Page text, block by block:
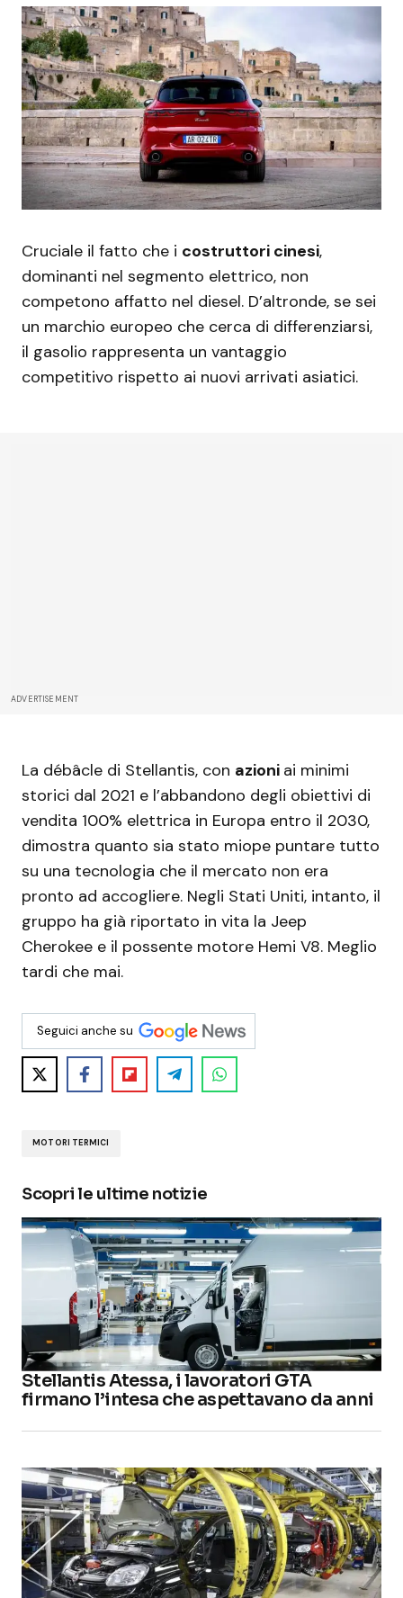
Cruciale il fatto che i costruttori cinesi,
dominanti nel segmento elettrico, non
competono affatto nel diesel. D’altronde, se sei
un marchio europeo che cerca di differenziarsi,
il gasolio rappresenta un vantaggio
competitivo rispetto ai nuovi arrivati asiatici.
ADVERTISEMENT
La débâcle di Stellantis, con azioni ai minimi
storici dal 2021 e l’abbandono degli obiettivi di
vendita 100% elettrica in Europa entro il 2030,
dimostra quanto sia stato miope puntare tutto
su una tecnologia che il mercato non era
pronto ad accogliere. Negli Stati Uniti, intanto, il
gruppo ha già riportato in vita la Jeep
Cherokee e il possente motore Hemi V8. Meglio
tardi che mai.
Seguici anche su
MOTORI TERMICI
Scopri le ultime notizie
Stellantis Atessa, i lavoratori GTA
firmano l’intesa che aspettavano da anni